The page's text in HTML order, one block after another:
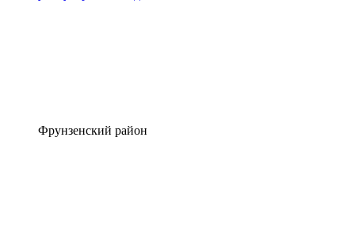
Фрунзенский район